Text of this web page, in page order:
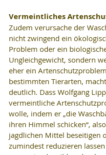
Vermeintliches
Zudem verursache der
nicht zwingend ein
Problem oder ein
Ungleichgewicht, sondern
eher ein
bestimmten Tierarten,
deutlich. Dass Wolfgang
vermeintliche
wolle, indem er „die
ihren Himmel schicken“,
jagdlichen Mittel beseitigen
zumindest reduzieren